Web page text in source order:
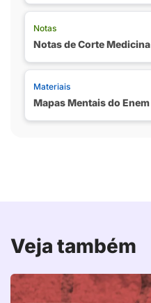
Notas
Notas de Corte Medicina
Materiais
Mapas Mentais do Enem
Veja também